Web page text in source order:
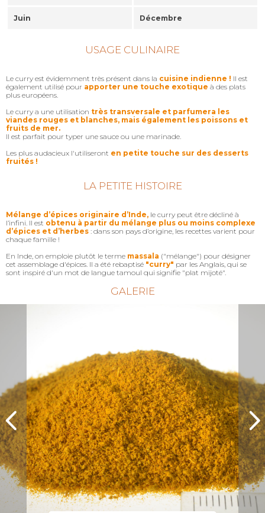
Juin Décembre
USAGE CULINAIRE
Le curry est évidemment très présent dans la cuisine indienne ! Il est
également utilisé pour apporter une touche exotique à des plats
plus européens.
Le curry a une utilisation très transversale et parfumera les
viandes rouges et blanches, mais également les poissons et
fruits de mer.
Il est parfait pour typer une sauce ou une marinade.
Les plus audacieux l'utiliseront en petite touche sur des desserts
fruités !
LA PETITE HISTOIRE
Mélange d’épices originaire d’Inde, le curry peut être décliné à
l’infini. Il est obtenu à partir du mélange plus ou moins complexe
d’épices et d’herbes : dans son pays d’origine, les recettes varient pour
chaque famille !
En Inde, on emploie plutôt le terme massala ("mélange") pour désigner
cet assemblage d'épices. Il a été rebaptisé "curry" par les Anglais, qui se
sont inspiré d'un mot de langue tamoul qui signifie "plat mijoté".
GALERIE